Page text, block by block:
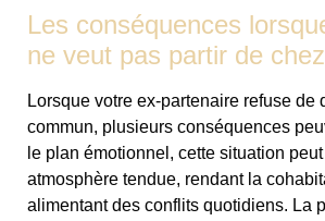
Les conséquences
ne veut pas partir de
Lorsque votre ex-partenaire refuse de
commun, plusieurs conséquences
le plan émotionnel, cette situation
atmosphère tendue, rendant la
alimentant des conflits quotidiens. La